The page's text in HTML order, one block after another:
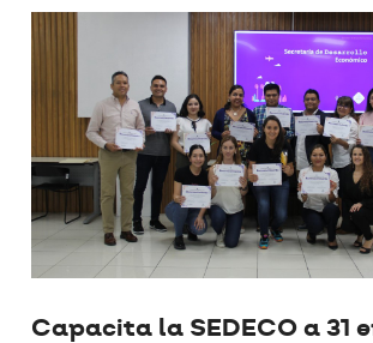
Capacita la SEDECO a 31